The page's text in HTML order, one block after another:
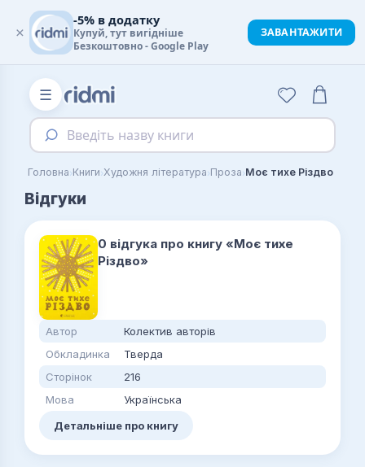
☰
Введіть назву книги
Головна›Книги›Художня література›Проза›Моє тихе Різдво
Відгуки
0 відгука про книгу «Моє тихе
Різдво»
Автор
Колектив авторів
Обкладинка
Тверда
Сторінок
216
Мова
Українська
Детальніше про книгу
×
-5% в додатку
Купуй, тут вигідніше
Безкоштовно - Google Play
ЗАВАНТАЖИТИ